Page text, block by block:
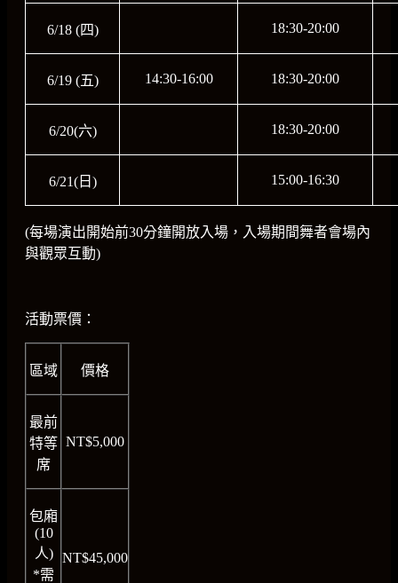
6/18 (四) 18:30-20:00
6/19 (五) 14:30-16:00 18:30-20:00
6/20(六) 18:30-20:00
6/21(日) 15:00-16:30
(每場演出開始前30分鐘開放入場，入場期間舞者會場內
與觀眾互動)
活動票價：
區域 價格
最前
特等
席
NT$5,000
包廂
(10
人)
*需
NT$45,000